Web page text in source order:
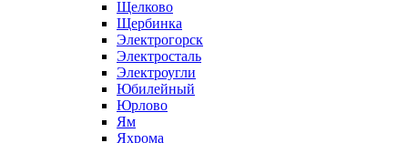
Щелково
Щербинка
Электрогорск
Электросталь
Электроугли
Юбилейный
Юрлово
Ям
Яхрома